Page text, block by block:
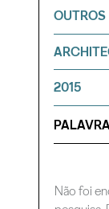
OUTROS
2015
Não foi